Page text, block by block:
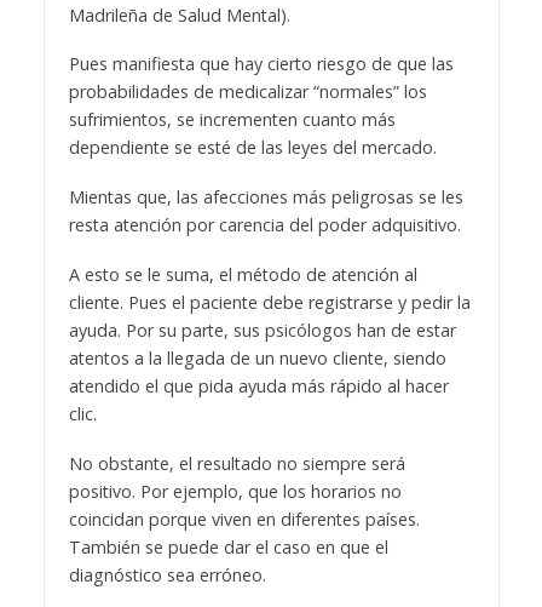
Madrileña de Salud Mental).
Pues manifiesta que hay cierto riesgo de que las
probabilidades de medicalizar “normales” los
sufrimientos, se incrementen cuanto más
dependiente se esté de las leyes del mercado.
Mientas que, las afecciones más peligrosas se les
resta atención por carencia del poder adquisitivo.
A esto se le suma, el método de atención al
cliente. Pues el paciente debe registrarse y pedir la
ayuda. Por su parte, sus psicólogos han de estar
atentos a la llegada de un nuevo cliente, siendo
atendido el que pida ayuda más rápido al hacer
clic.
No obstante, el resultado no siempre será
positivo. Por ejemplo, que los horarios no
coincidan porque viven en diferentes países.
También se puede dar el caso en que el
diagnóstico sea erróneo.